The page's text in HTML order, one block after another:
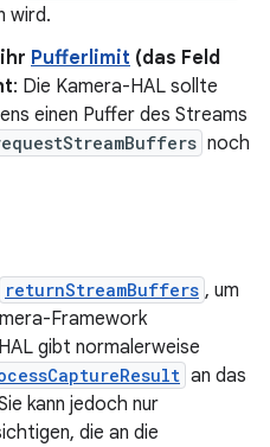
wird.
Pufferlimit (das Feld
: Die Kamera-HAL sollte
einen Puffer des Streams
noch
returnStreamBuffers , um
Framework
gibt normalerweise
an das
kann jedoch nur
die an die